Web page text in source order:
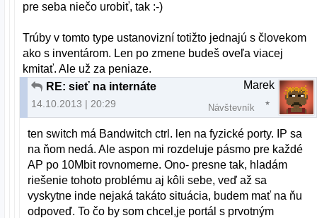
pre seba niečo urobiť, tak :-)
Trúby v tomto type ustanovizní totižto jednajú s človekom
ako s inventárom. Len po zmene budeš oveľa viacej
kmitať. Ale už za peniaze.
RE: sieť na internáte
14.10.2013 | 20:29
Marek
Návštevník
ten switch má Bandwitch ctrl. len na fyzické porty. IP sa
na ňom nedá. Ale aspon mi rozdeluje pásmo pre každé
AP po 10Mbit rovnomerne. Ono- presne tak, hladám
riešenie tohoto problému aj kôli sebe, veď až sa
vyskytne inde nejaká takáto situácia, budem mať na ňu
odpoveď. To čo by som chcel,je portál s prvotným